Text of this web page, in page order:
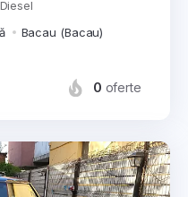
Diesel
Bacau (Bacau)
0 oferte